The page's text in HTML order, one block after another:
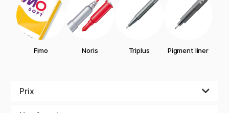
la ville de Nuremberg. Sur Pen Store, vous trouverez un
grand choix de produits STAEDTLER. Tout, des feutres à
pointe fine, feutres et crayons aquarelle aux crayons pour
enfants, pâte fimo, surligneurs et matériel d'art.
Fimo Noris Triplus Pigment liner
Prix